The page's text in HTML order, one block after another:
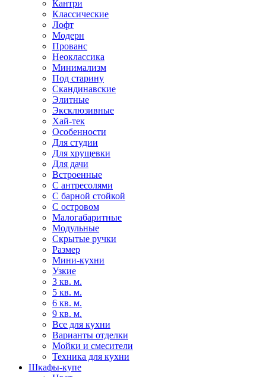
Кантри
Классические
Лофт
Модерн
Прованс
Неоклассика
Минимализм
Под старину
Скандинавские
Элитные
Эксклюзивные
Хай-тек
Особенности
Для студии
Для хрущевки
Для дачи
Встроенные
С антресолями
С барной стойкой
С островом
Малогабаритные
Модульные
Скрытые ручки
Размер
Мини-кухни
Узкие
3 кв. м.
5 кв. м.
6 кв. м.
9 кв. м.
Все для кухни
Варианты отделки
Мойки и смесители
Техника для кухни
Шкафы-купе